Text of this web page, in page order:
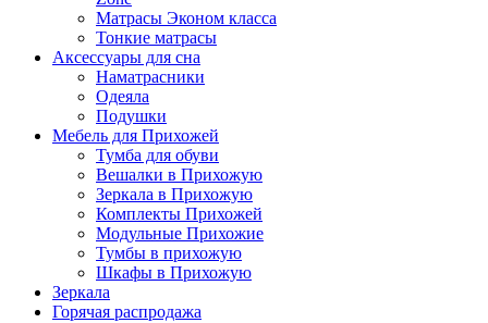
Матрасы Эконом класса
Тонкие матрасы
Аксессуары для сна
Наматрасники
Одеяла
Подушки
Мебель для Прихожей
Тумба для обуви
Вешалки в Прихожую
Зеркала в Прихожую
Комплекты Прихожей
Модульные Прихожие
Тумбы в прихожую
Шкафы в Прихожую
Зеркала
Горячая распродажа